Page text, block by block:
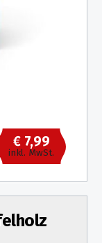
€ 7,99
inkl. MwSt.